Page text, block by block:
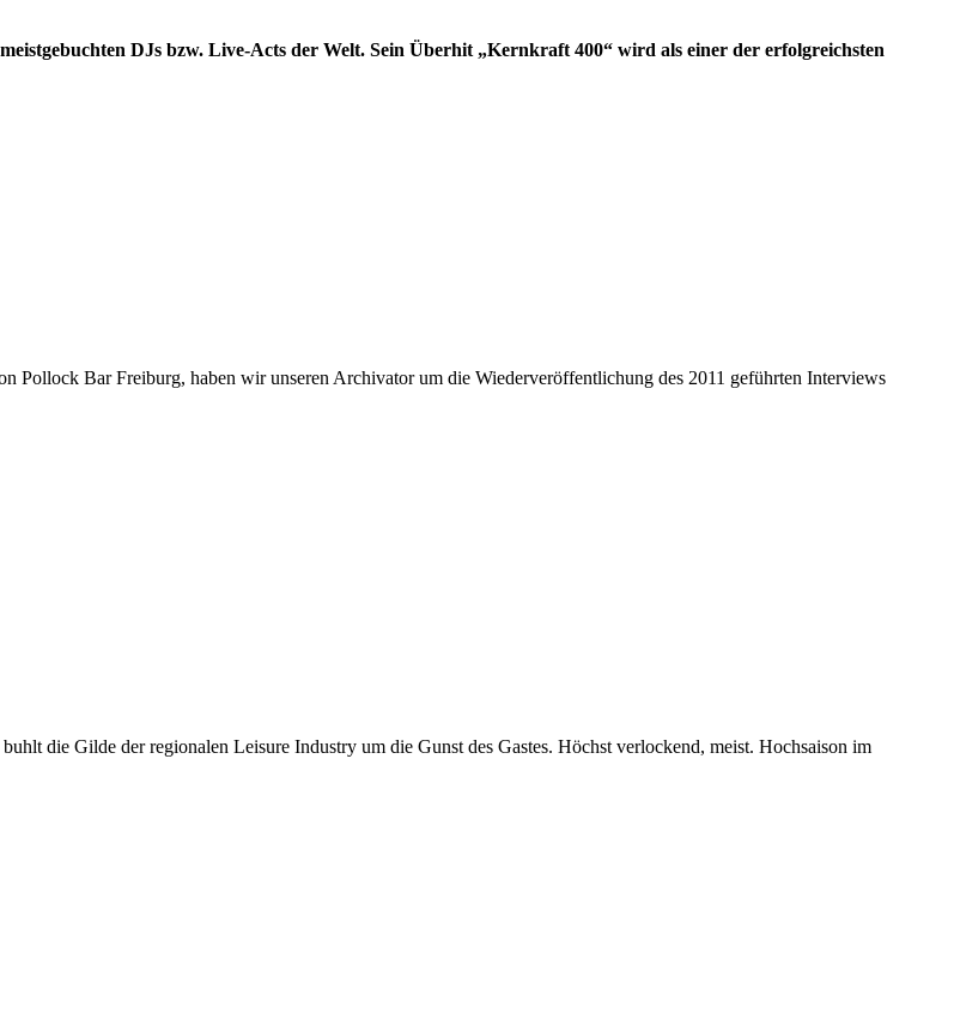
DJs bzw. Live-Acts der Welt. Sein Überhit „Kernkraft 400“ wird als einer der erfolgreichsten
Pollock Bar Freiburg, haben wir unseren Archivator um die Wiederveröffentlichung des 2011 geführten Interviews
die Gilde der regionalen Leisure Industry um die Gunst des Gastes. Höchst verlockend, meist. Hochsaison im